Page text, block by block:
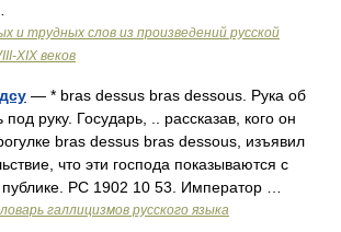
и трудных слов из произведений русской
ХIХ веков
— * bras dessus bras dessous. Рука об
под руку. Государь, .. рассказав, кого он
bras dessus bras dessous, изъявил
что эти господа показываются с
РС 1902 10 53. Император …
галлицизмов русского языка